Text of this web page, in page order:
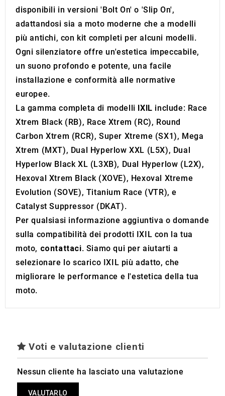
disponibili in versioni 'Bolt On' o 'Slip On',
adattandosi sia a moto moderne che a modelli
più antichi, con kit completi per alcuni modelli.
Ogni silenziatore offre un'estetica impeccabile,
un suono profondo e potente, una facile
installazione e conformità alle normative
europee.
La gamma completa di modelli IXIL include: Race
Xtrem Black (RB), Race Xtrem (RC), Round
Carbon Xtrem (RCR), Super Xtreme (SX1), Mega
Xtrem (MXT), Dual Hyperlow XXL (L5X), Dual
Hyperlow Black XL (L3XB), Dual Hyperlow (L2X),
Hexoval Xtrem Black (XOVE), Hexoval Xtreme
Evolution (SOVE), Titanium Race (VTR), e
Catalyst Suppressor (DKAT).
Per qualsiasi informazione aggiuntiva o domande
sulla compatibilità dei prodotti IXIL con la tua
moto, contattaci. Siamo qui per aiutarti a
selezionare lo scarico IXIL più adatto, che
migliorare le performance e l'estetica della tua
moto.
Voti e valutazione clienti
Nessun cliente ha lasciato una valutazione
VALUTARLO